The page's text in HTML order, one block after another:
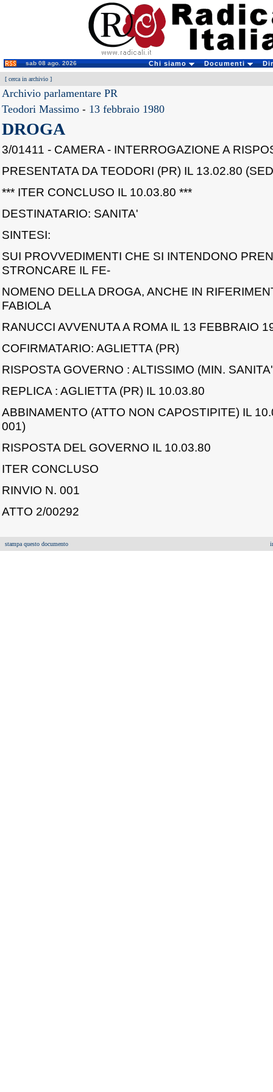
sab 08 ago. 2026 Chi siamo Documenti
[ cerca in archivio ]
Archivio parlamentare PR
Teodori Massimo - 13 febbraio 1980
DROGA
3/01411 - CAMERA - INTERROGAZIONE A
PRESENTATA DA TEODORI (PR) IL 13.02.80
*** ITER CONCLUSO IL 10.03.80 ***
DESTINATARIO: SANITA'
SINTESI:
SUI PROVVEDIMENTI CHE SI INTENDONO
STRONCARE IL FE-
NOMENO DELLA DROGA, ANCHE IN
FABIOLA
RANUCCI AVVENUTA A ROMA IL 13 FEBBRAIO
COFIRMATARIO: AGLIETTA (PR)
RISPOSTA GOVERNO : ALTISSIMO (MIN.
REPLICA : AGLIETTA (PR) IL 10.03.80
ABBINAMENTO (ATTO NON CAPOSTIPITE) IL
001)
RISPOSTA DEL GOVERNO IL 10.03.80
ITER CONCLUSO
RINVIO N. 001
ATTO 2/00292
stampa questo documento